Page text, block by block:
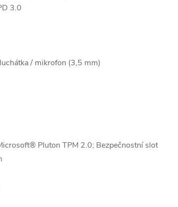
3.0
/ mikrofon (3,5 mm)
Pluton TPM 2.0; Bezpečnostní slot